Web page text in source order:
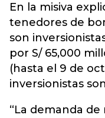
En la misiva
tenedores de
son
por S/ 65,000
(hasta el 9 de
inversionistas
“La demanda